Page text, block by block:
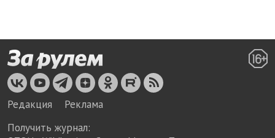
Редакция
Реклама
Получить журнал: